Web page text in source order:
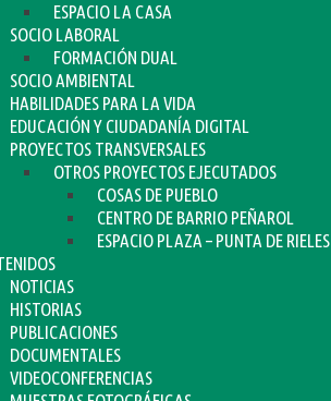
ESPACIO LA CASA
SOCIO LABORAL
FORMACIÓN DUAL
SOCIO AMBIENTAL
HABILIDADES PARA LA VIDA
EDUCACIÓN Y CIUDADANÍA DIGITAL
PROYECTOS TRANSVERSALES
OTROS PROYECTOS EJECUTADOS
COSAS DE PUEBLO
CENTRO DE BARRIO PEÑAROL
ESPACIO PLAZA – PUNTA DE RIELES
NOTICIAS
HISTORIAS
PUBLICACIONES
DOCUMENTALES
VIDEOCONFERENCIAS